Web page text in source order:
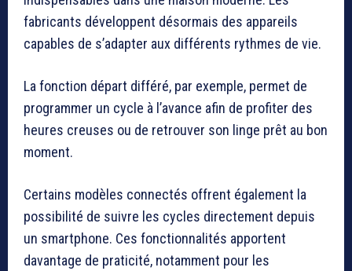
fabricants développent désormais des appareils
capables de s’adapter aux différents rythmes de vie.
La fonction départ différé, par exemple, permet de
programmer un cycle à l’avance afin de profiter des
heures creuses ou de retrouver son linge prêt au bon
moment.
Certains modèles connectés offrent également la
possibilité de suivre les cycles directement depuis
un smartphone. Ces fonctionnalités apportent
davantage de praticité, notamment pour les